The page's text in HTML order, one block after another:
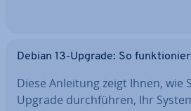
Debian 13-Upgrade: So
Diese Anleitung zeigt Ihnen, wie
Upgrade durch­füh­ren, Ihr